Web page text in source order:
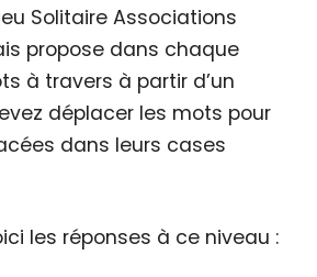
Solitaire Associations
propose dans chaque
à travers à partir d’un
déplacer les mots pour
dans leurs cases
les réponses à ce niveau :